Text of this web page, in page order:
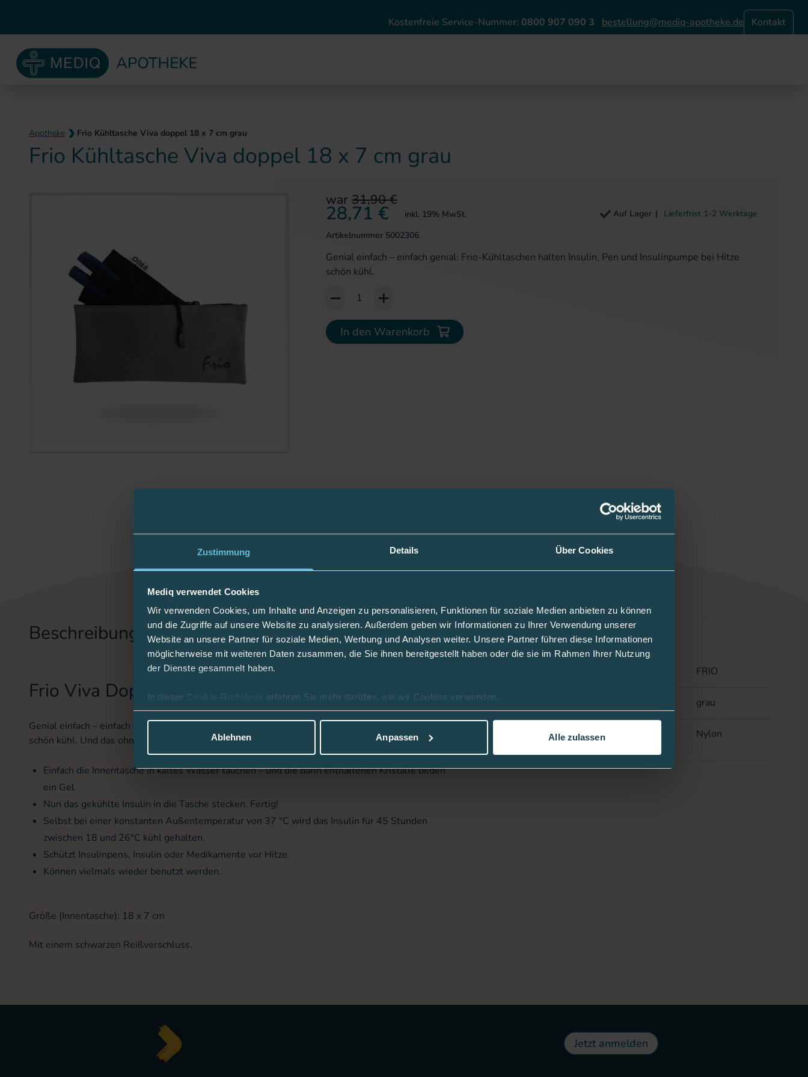
Zustimmung Details Über Cookies
Mediq verwendet Cookies
Wir verwenden Cookies, um Inhalte und Anzeigen zu personalisieren, Funktionen für soziale Medien anbieten zu können
und die Zugriffe auf unsere Website zu analysieren. Außerdem geben wir Informationen zu Ihrer Verwendung unserer
Website an unsere Partner für soziale Medien, Werbung und Analysen weiter. Unsere Partner führen diese Informationen
möglicherweise mit weiteren Daten zusammen, die Sie ihnen bereitgestellt haben oder die sie im Rahmen Ihrer Nutzung
der Dienste gesammelt haben.
In dieser erfahren Sie mehr darüber, wie wir Cookies verwenden.
Ablehnen Anpassen Alle zulassen
Kostenfreie Service-Nummer: 0800 907 090 3 bestellung@mediq-apotheke.de Kontakt
Apotheke Frio Kühltasche Viva doppel 18 x 7 cm grau
Frio Kühltasche Viva doppel 18 x 7 cm grau
war 31,90 €
28,71 €
inkl. 19% MwSt.
Artikelnummer 5002306
Auf Lager Lieferfrist 1-2 Werktage
Genial einfach – einfach genial: Frio-Kühltaschen halten Insulin, Pen und Insulinpumpe bei Hitze
schön kühl.
Add to Cart or Wish List
In den Warenkorb
Beschreibung
Frio Viva Doppel Kühltasche grau
Genial einfach – einfach genial: Frio-Kühltaschen halten Insulin, Pen und Medikamente bei Hitze
schön kühl. Und das ohne Strom, Batterien oder Kühlelemente.
Einfach die Innentasche in kaltes Wasser tauchen – und die darin enthaltenen Kristalle bilden
ein Gel
Nun das gekühlte Insulin in die Tasche stecken. Fertig!
Selbst bei einer konstanten Außentemperatur von 37 °C wird das Insulin für 45 Stunden
zwischen 18 und 26°C kühl gehalten.
Schützt Insulinpens, Insulin oder Medikamente vor Hitze.
Können vielmals wieder benutzt werden.
Größe (Innentasche): 18 x 7 cm
Mit einem schwarzen Reißverschluss.
Zusatzinformationen
FRIO
Color grau
Nylon
Jetzt anmelden